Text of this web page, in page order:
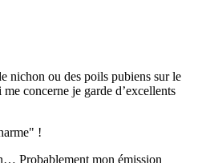
nichon ou des poils pubiens sur le
concerne je garde d’excellents
!
Probablement mon émission